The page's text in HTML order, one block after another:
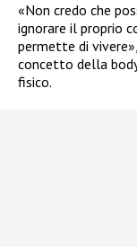
«Non credo che
ignorare il proprio
permette di
concetto della
fisico.